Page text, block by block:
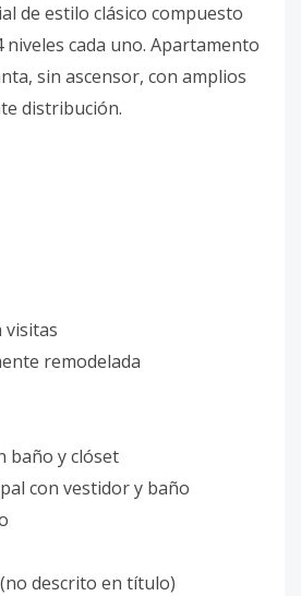
de estilo clásico compuesto
niveles cada uno. Apartamento
sin ascensor, con amplios
distribución.
visitas
remodelada
baño y clóset
con vestidor y baño
descrito en título)